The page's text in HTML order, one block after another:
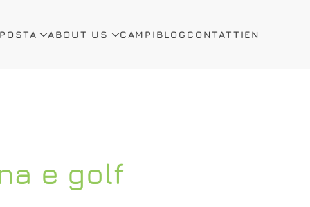
ABOUT US CAMPI BLOG CONTATTIEN
e golf